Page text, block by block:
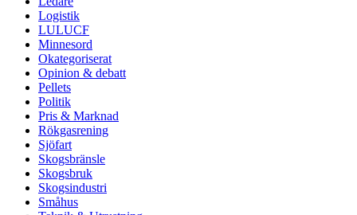
Logistik
LULUCF
Minnesord
Okategoriserat
Opinion & debatt
Pellets
Politik
Pris & Marknad
Rökgasrening
Sjöfart
Skogsbränsle
Skogsbruk
Skogsindustri
Småhus